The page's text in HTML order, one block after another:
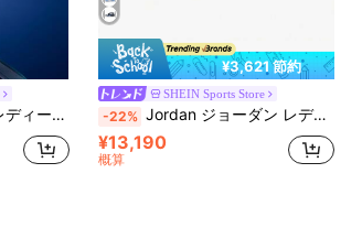
ブラック CJ0882-104-Import
¥3,621 節約
SHEIN Sports Store
-22% Jordan ジョーダン レディーススニーカー 通気性 クッション性 快適 カジュアル ジム レッド CD9054-114-Import
¥13,190
概算